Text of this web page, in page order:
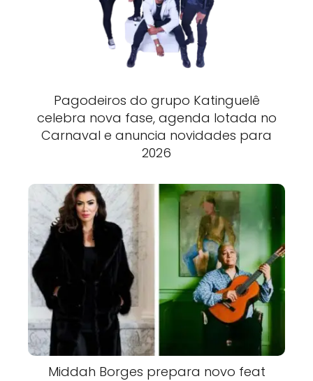
Pagodeiros do grupo Katinguelê
celebra nova fase, agenda lotada no
Carnaval e anuncia novidades para
2026
Middah Borges prepara novo feat